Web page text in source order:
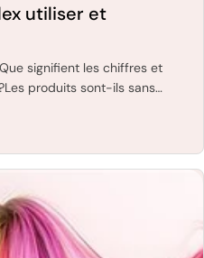
utiliser et
signifient les chiffres et
produits sont-ils sans